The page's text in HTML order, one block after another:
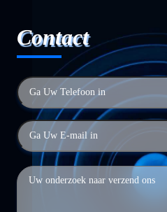
Contact